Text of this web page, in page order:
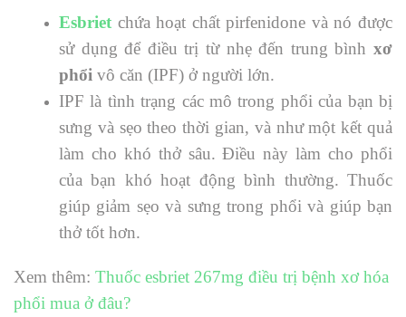
Esbriet chứa hoạt chất pirfenidone và nó được
sử dụng để điều trị từ nhẹ đến trung bình xơ
phổi vô căn (IPF) ở người lớn.
IPF là tình trạng các mô trong phổi của bạn bị
sưng và sẹo theo thời gian, và như một kết quả
làm cho khó thở sâu. Điều này làm cho phổi
của bạn khó hoạt động bình thường. Thuốc
giúp giảm sẹo và sưng trong phổi và giúp bạn
thở tốt hơn.
Xem thêm: Thuốc esbriet 267mg điều trị bệnh xơ hóa
phổi mua ở đâu?